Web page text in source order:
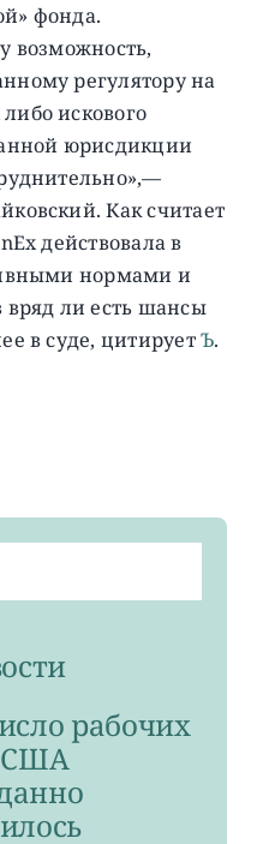
фонда.
возможность,
регулятору на
искового
юрисдикции
Как считает
действовала в
нормами и
вряд ли есть шансы
в суде, цитируетЪ.
рабочих
США